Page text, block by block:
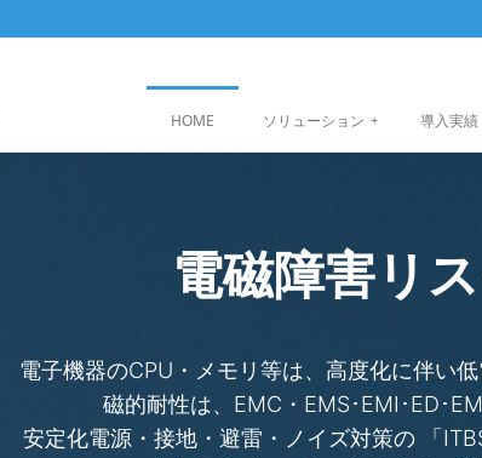
HOME ソリューション + 導入実績
電磁障害リ
電子機器のCPU・メモリ等は、高度化に伴い
磁的耐性は、EMC・EMS･EMI･ED･
安定化電源・接地・避雷・ノイズ対策の 「